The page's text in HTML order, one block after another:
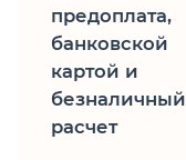
предоплата,
банковской
картой и
безналичный
расчет